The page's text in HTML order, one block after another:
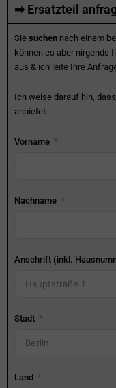
➡ Ersatzteil
Sie suchen nach einem
können es aber nirgends
aus & ich leite Ihre
Ich weise darauf hin,
anbietet.
Vorname
Nachname
Anschrift (inkl.
Stadt
Land